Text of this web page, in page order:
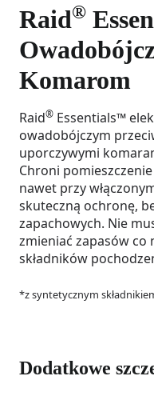
Raid®
Komarom
Raid® Essentials™
owadobójczym
uporczywymi
Chroni
nawet przy
skuteczną ochronę,
zapachowych. Nie
zmieniać zapasów co
składników
*z syntetycznym
Dodatkowe